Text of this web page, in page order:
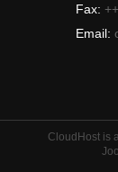
Fax:
Email:
CloudHost is